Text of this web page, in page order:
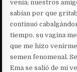
venía; nuestros
sabían por que
continuó
tiempo, su vagina
que me hizo
semen fenomenal.
Ema se salió de mi